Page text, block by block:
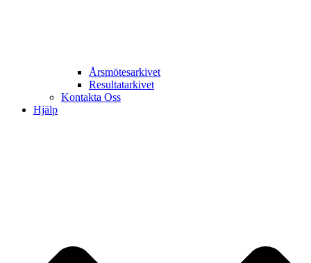
Årsmötesarkivet
Resultatarkivet
Kontakta Oss
Hjälp